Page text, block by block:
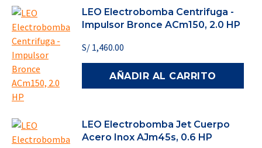
LEO Electrobomba Centrifuga -
Impulsor Bronce ACm150, 2.0 HP
S/ 1,460.00
AÑADIR AL CARRITO
LEO Electrobomba Jet Cuerpo
Acero Inox AJm45s, 0.6 HP